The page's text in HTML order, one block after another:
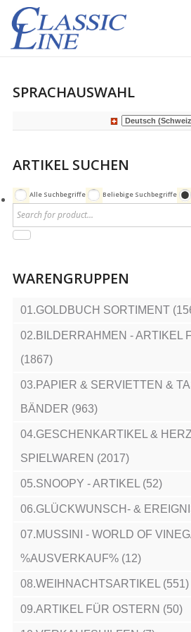
SPRACHAUSWAHL
ARTIKEL SUCHEN
Alle Suchbegriffe Beliebige Suchbegriffe
WARENGRUPPEN
01.GOLDBUCH SORTIMENT
02.BILDERRAHMEN - ARTIKEL
(1867)
03.PAPIER & SERVIETTEN &
BÄNDER (963)
04.GESCHENKARTIKEL &
SPIELWAREN (2017)
05.SNOOPY - ARTIKEL (52)
06.GLÜCKWUNSCH- &
07.MUSSINI - WORLD OF
%AUSVERKAUF% (12)
08.WEIHNACHTSARTIKEL (551)
09.ARTIKEL FÜR OSTERN (50)